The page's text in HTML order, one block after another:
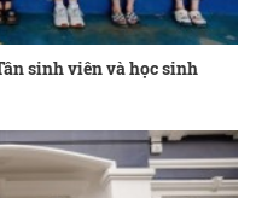
sinh viên và học sinh